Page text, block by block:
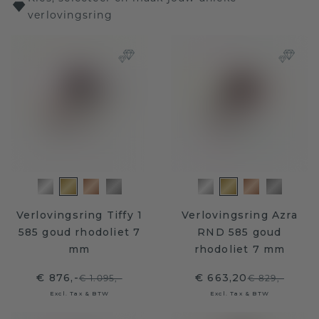
verlovingsring
Verlovingsring Tiffy 1
585 goud rhodoliet 7
mm
€ 876,-€ 1.095,-
Excl. Tax & BTW
Verlovingsring Azra
RND 585 goud
rhodoliet 7 mm
€ 663,20€ 829,-
Excl. Tax & BTW